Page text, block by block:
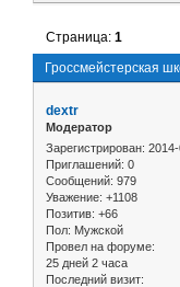
Гроссмейстерская
Страница:1
dextr
Модератор
Зарегистрирован:
Приглашений: 0
Сообщений: 979
Уважение: +1108
Позитив: +66
Пол: Мужской
Провел на форуме:
25 дней 2 часа
Последний визит: